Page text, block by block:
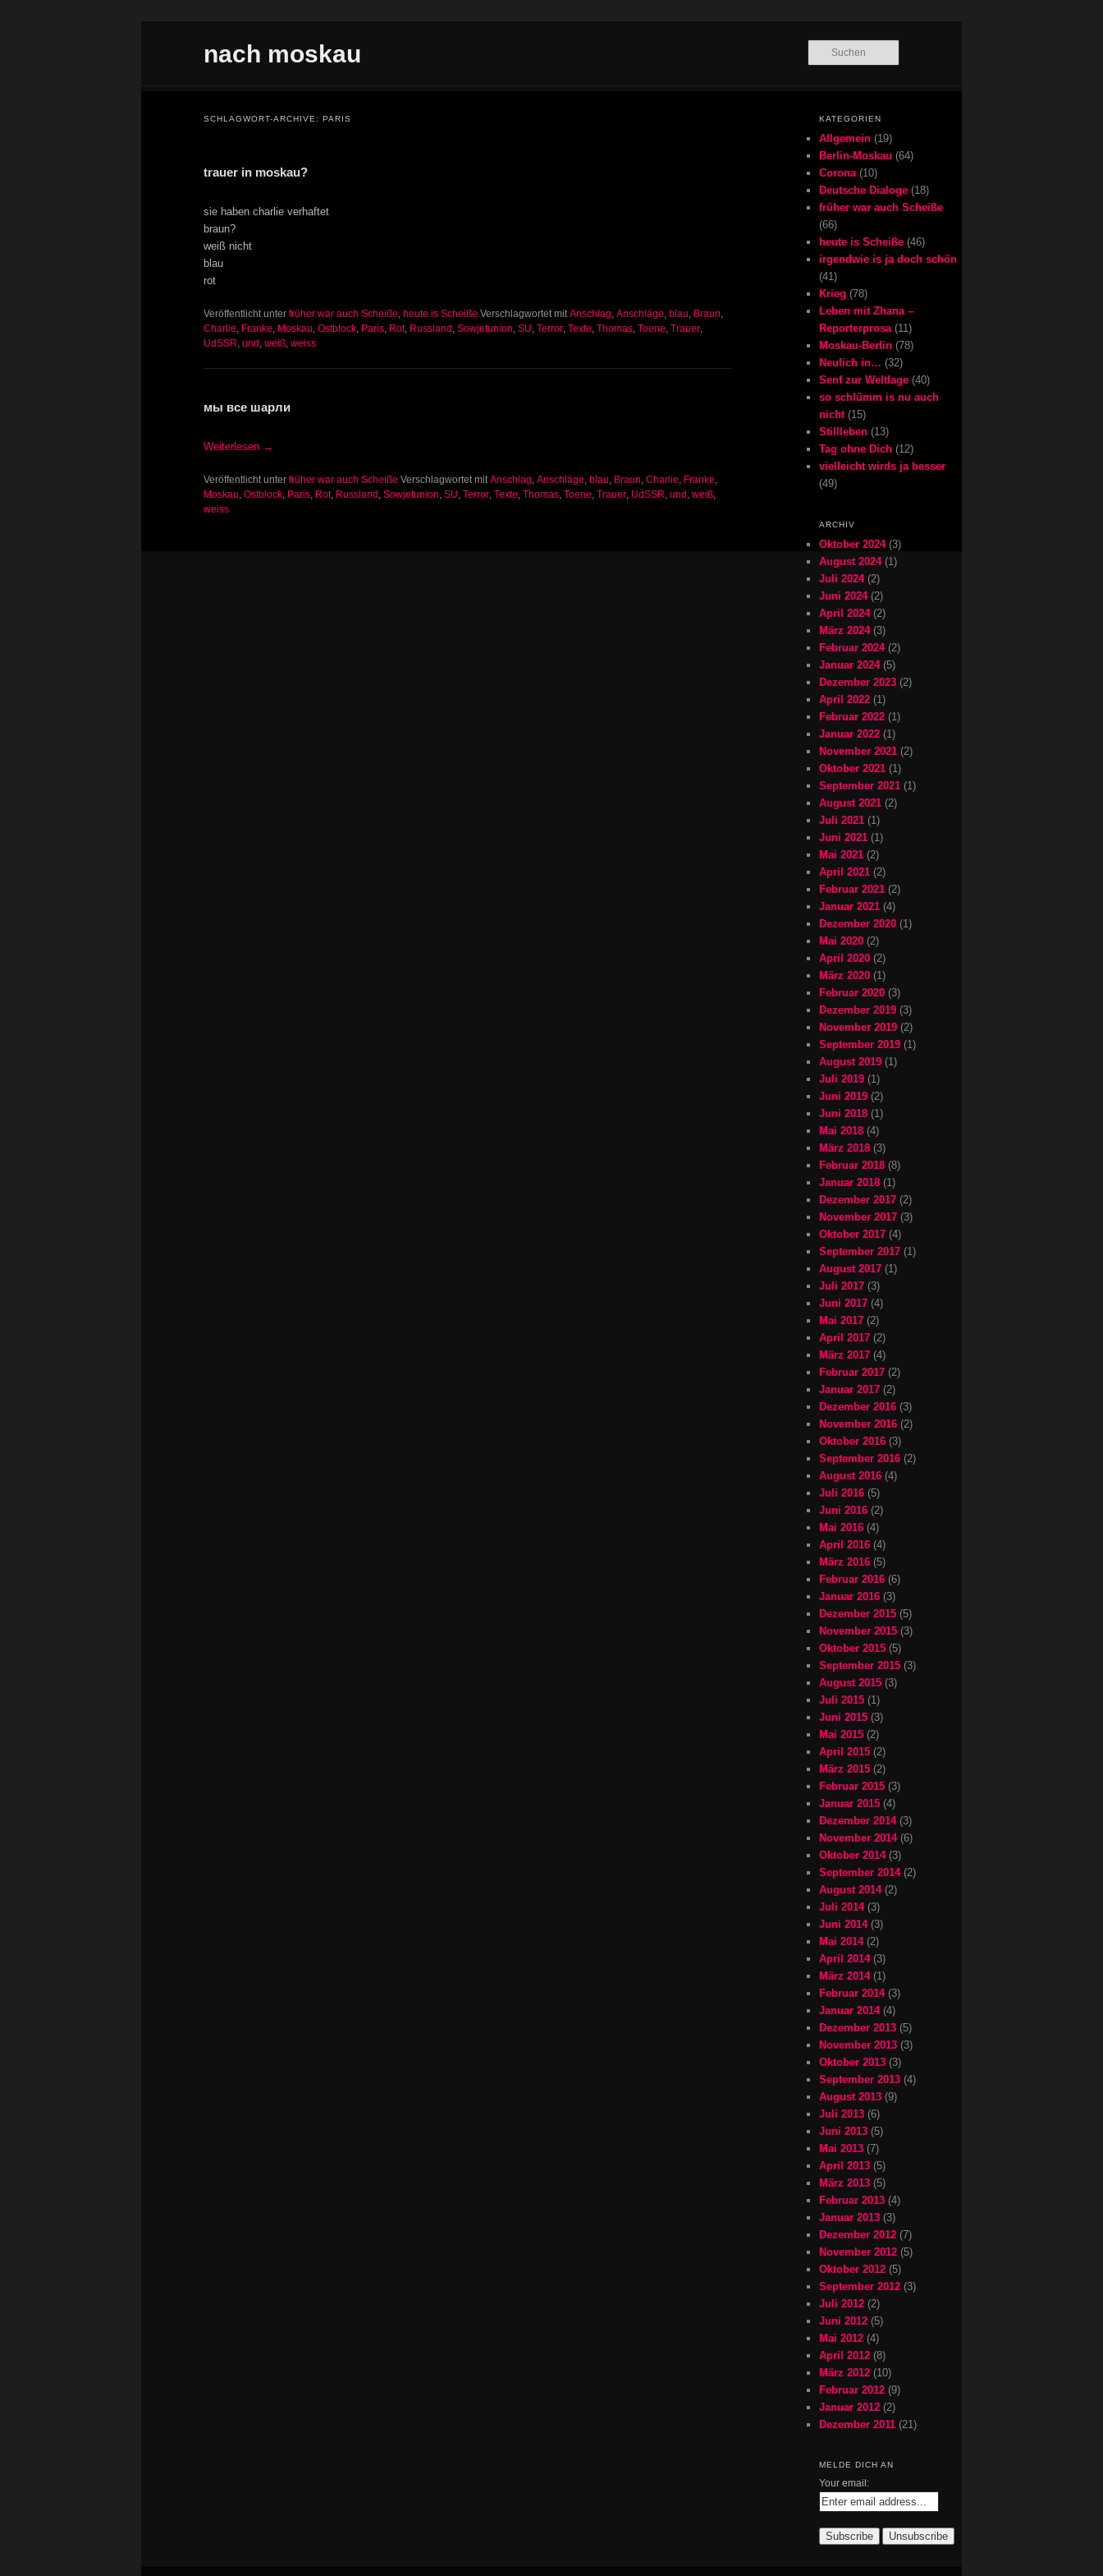
nach moskau
SCHLAGWORT-ARCHIVE: PARIS
trauer in moskau?
sie haben charlie verhaftet
braun?
weiß nicht
blau
rot
Veröffentlicht unter früher war auch Scheiße, heute is Scheiße Verschlagwortet mit Anschlag, Anschläge, blau, Braun,
Charlie, Franke, Moskau, Ostblock, Paris, Rot, Russland, Sowjetunion, SU, Terror, Texte, Thomas, Toene, Trauer,
UdSSR, und, weiß, weiss
мы все шарли
Weiterlesen →
Veröffentlicht unter früher war auch Scheiße Verschlagwortet mit Anschlag, Anschläge, blau, Braun, Charlie, Franke,
Moskau, Ostblock, Paris, Rot, Russland, Sowjetunion, SU, Terror, Texte, Thomas, Toene, Trauer, UdSSR, und, weiß,
weiss
KATEGORIEN
Allgemein (19)
Berlin-Moskau (64)
Corona(10)
Deutsche Dialoge (18)
früher war auch Scheiße
(66)
heute is Scheiße (46)
irgendwie is ja doch schön
(41)
Krieg (78)
Leben mit Zhana –
Reporterprosa(11)
Moskau-Berlin (78)
Neulich in… (32)
Senf zur Weltlage (40)
so schlümm is nu auch
nicht(15)
Stillleben (13)
Tag ohne Dich (12)
vielleicht wirds ja besser
(49)
ARCHIV
Oktober 2024(3)
August 2024(1)
Juli 2024(2)
Juni 2024(2)
April 2024(2)
März 2024(3)
Februar 2024(2)
Januar 2024(5)
Dezember 2023 (2)
April 2022 (1)
Februar 2022 (1)
Januar 2022 (1)
November 2021 (2)
Oktober 2021 (1)
September 2021 (1)
August 2021 (2)
Juli 2021 (1)
Juni 2021 (1)
Mai 2021 (2)
April 2021 (2)
Februar 2021 (2)
Januar 2021 (4)
Dezember 2020 (1)
Mai 2020 (2)
April 2020 (2)
März 2020 (1)
Februar 2020 (3)
Dezember 2019 (3)
November 2019 (2)
September 2019 (1)
August 2019 (1)
Juli 2019 (1)
Juni 2019 (2)
Juni 2018 (1)
Mai 2018 (4)
März 2018 (3)
Februar 2018 (8)
Januar 2018 (1)
Dezember 2017 (2)
November 2017 (3)
Oktober 2017 (4)
September 2017 (1)
August 2017 (1)
Juli 2017 (3)
Juni 2017 (4)
Mai 2017 (2)
April 2017 (2)
März 2017 (4)
Februar 2017 (2)
Januar 2017 (2)
Dezember 2016 (3)
November 2016 (2)
Oktober 2016 (3)
September 2016 (2)
August 2016 (4)
Juli 2016 (5)
Juni 2016 (2)
Mai 2016 (4)
April 2016 (4)
März 2016 (5)
Februar 2016 (6)
Januar 2016 (3)
Dezember 2015 (5)
November 2015 (3)
Oktober 2015 (5)
September 2015 (3)
August 2015 (3)
Juli 2015 (1)
Juni 2015 (3)
Mai 2015 (2)
April 2015 (2)
März 2015 (2)
Februar 2015 (3)
Januar 2015 (4)
Dezember 2014(3)
November 2014(6)
Oktober 2014(3)
September 2014(2)
August 2014(2)
Juli 2014(3)
Juni 2014(3)
Mai 2014(2)
April 2014(3)
März 2014(1)
Februar 2014(3)
Januar 2014(4)
Dezember 2013 (5)
November 2013 (3)
Oktober 2013 (3)
September 2013 (4)
August 2013 (9)
Juli 2013 (6)
Juni 2013 (5)
Mai 2013 (7)
April 2013 (5)
März 2013 (5)
Februar 2013 (4)
Januar 2013 (3)
Dezember 2012 (7)
November 2012 (5)
Oktober 2012 (5)
September 2012 (3)
Juli 2012 (2)
Juni 2012 (5)
Mai 2012 (4)
April 2012 (8)
März 2012 (10)
Februar 2012 (9)
Januar 2012 (2)
Dezember 2011 (21)
MELDE DICH AN
Your email: